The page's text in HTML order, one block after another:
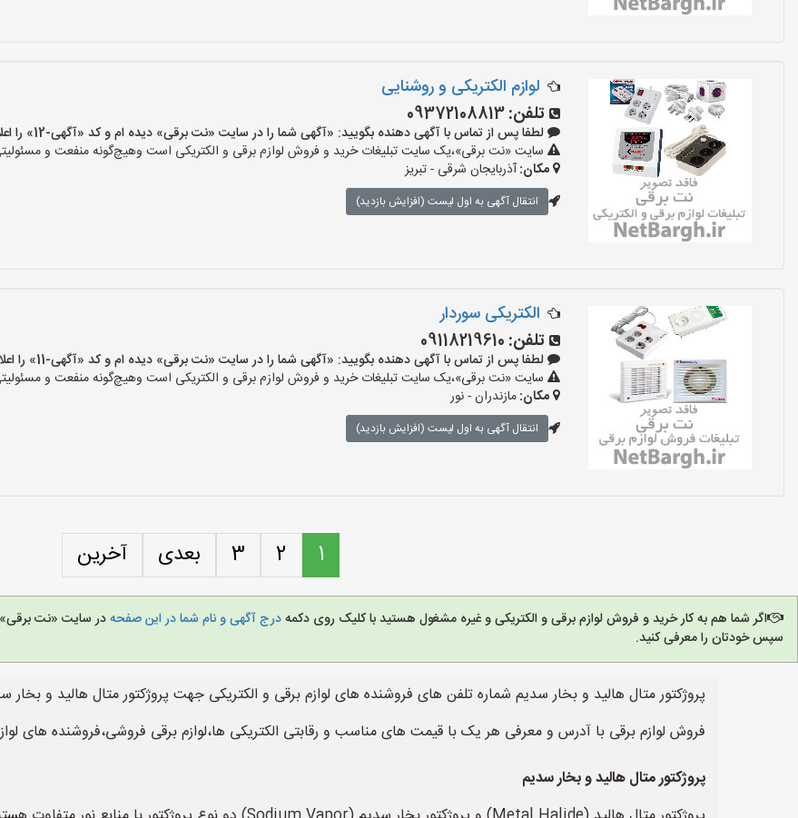
لوازم الکتریکی و روشنایی
تلفن:09372108813
لطفا پس از تماس با آگهی دهنده بگویید: «آگهی شما را در سایت «نت برقی» دیده ام و کد «آگهی-12» را اعلام کنید»
سایت «نت برقی»،یک سایت تبلیغات خرید و فروش لوازم برقی و الکتریکی است وهیچ‌گونه منفعت و
مکان:آذربایجان شرقی - تبریز
انتقال آگهی به اول لیست (افزایش بازدید)
الکتریکی سوردار
تلفن: 09118219610
لطفا پس از تماس با آگهی دهنده بگویید: «آگهی شما را در سایت «نت برقی» دیده ام و کد «آگهی-11» را اعلام کنید»
سایت «نت برقی»،یک سایت تبلیغات خرید و فروش لوازم برقی و الکتریکی است وهیچ‌گونه منفعت و
مکان:مازندران - نور
انتقال آگهی به اول لیست (افزایش بازدید)
1
2
3 بعدی آخرین
اگر شما هم به کار خرید و فروش لوازم برقی و الکتریکی و غیره مشغول هستید با کلیک روی دکمهدرج آگهی و نام شما در این صفحهدر سایت «نت برقی»
سپس خودتان را معرفی کنید.
پروژکتور متال هالید و بخار سدیم شماره تلفن های فروشنده های لوازم برقی و الکتریکی جهت پروژکتور متال هالید و
فروش لوازم برقی با آدرس و معرفی هر یک با قیمت های مناسب و رقابتی الکتریکی ها،لوازم برقی فروشی،فروشنده های
پروژکتور متال هالید و بخار سدیم